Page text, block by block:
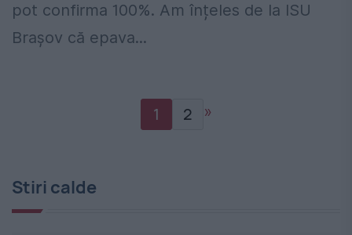
pot confirma 100%. Am înțeles de la ISU
Brașov că epava...
1 2 »
Stiri calde